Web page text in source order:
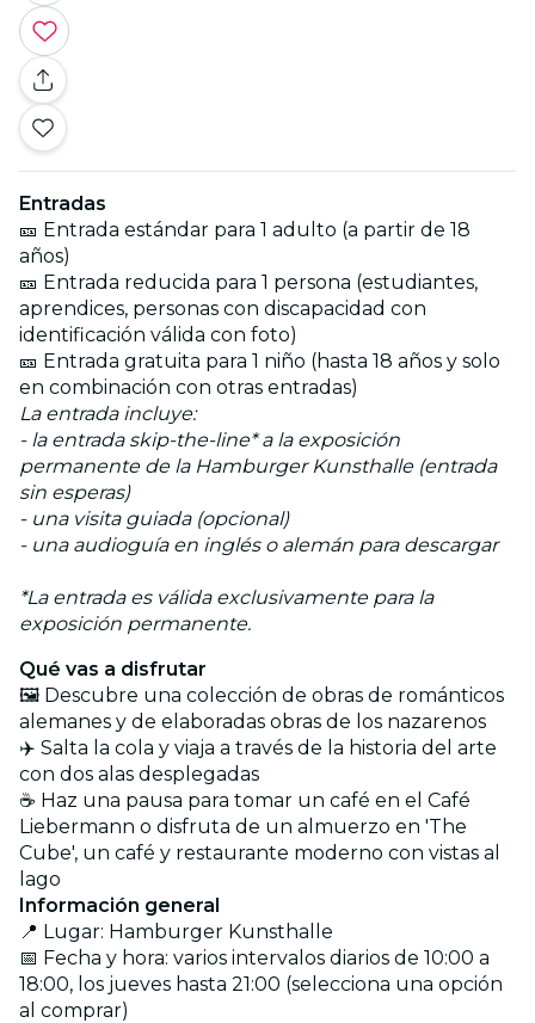
Entradas
🎫 Entrada estándar para 1 adulto (a partir de 18
años)
🎫 Entrada reducida para 1 persona (estudiantes,
aprendices, personas con discapacidad con
identificación válida con foto)
🎫 Entrada gratuita para 1 niño (hasta 18 años y solo
en combinación con otras entradas)
La entrada incluye:
- la entrada skip-the-line* a la exposición
permanente de la Hamburger Kunsthalle (entrada
sin esperas)
- una visita guiada (opcional)
- una audioguía en inglés o alemán para descargar
*La entrada es válida exclusivamente para la
exposición permanente.
Qué vas a disfrutar
🖼️ Descubre una colección de obras de románticos
alemanes y de elaboradas obras de los nazarenos
✈️ Salta la cola y viaja a través de la historia del arte
con dos alas desplegadas
☕ Haz una pausa para tomar un café en el Café
Liebermann o disfruta de un almuerzo en 'The
Cube', un café y restaurante moderno con vistas al
lago
Información general
📍 Lugar: Hamburger Kunsthalle
📅 Fecha y hora: varios intervalos diarios de 10:00 a
18:00, los jueves hasta 21:00 (selecciona una opción
al comprar)